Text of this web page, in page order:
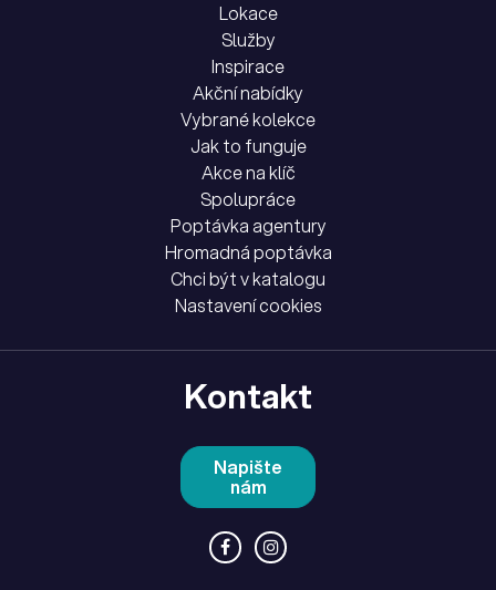
Lokace
Služby
Inspirace
Akční nabídky
Vybrané kolekce
Jak to funguje
Akce na klíč
Spolupráce
Poptávka agentury
Hromadná poptávka
Chci být v katalogu
Nastavení cookies
Kontakt
Napište
nám